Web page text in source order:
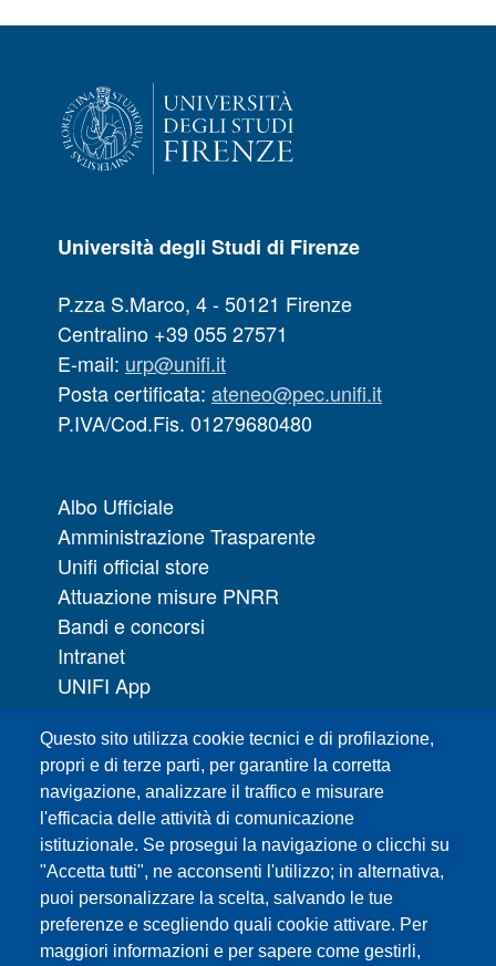
Questo sito utilizza cookie tecnici e di profilazione,
propri e di terze parti, per garantire la corretta
navigazione, analizzare il traffico e misurare
l'efficacia delle attività di comunicazione
istituzionale. Se prosegui la navigazione o clicchi su
"Accetta tutti", ne acconsenti l'utilizzo; in alternativa,
puoi personalizzare la scelta, salvando le tue
preferenze e scegliendo quali cookie attivare. Per
maggiori informazioni e per sapere come gestirli,
Università degli Studi di Firenze
P.zza S.Marco, 4 - 50121 Firenze
Centralino +39 055 27571
E-mail: urp@unifi.it
Posta certificata: ateneo@pec.unifi.it
P.IVA/Cod.Fis. 01279680480
Albo Ufficiale
Amministrazione Trasparente
Unifi official store
Attuazione misure PNRR
Bandi e concorsi
Intranet
UNIFI App
URP | Ufficio Relazioni con il Pubblico
Sedi
Mappa del sito
Webmaster e redazione web
Elenco dei siti tematici
Accessibilità
Feed RSS